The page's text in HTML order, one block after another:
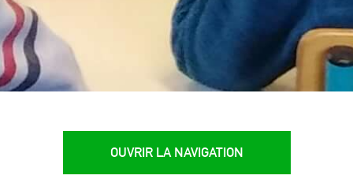
OUVRIR LA NAVIGATION